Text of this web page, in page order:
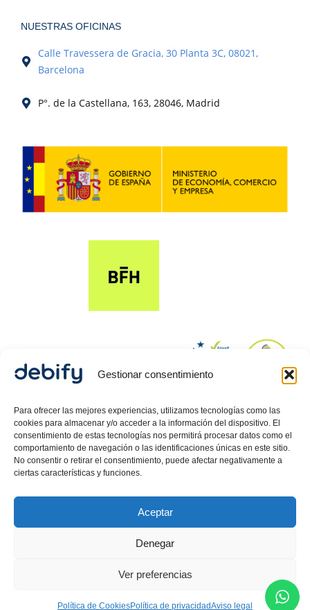
Gestionar consentimiento
Para ofrecer las mejores experiencias, utilizamos tecnologías como las
cookies para almacenar y/o acceder a la información del dispositivo. El
consentimiento de estas tecnologías nos permitirá procesar datos como el
comportamiento de navegación o las identificaciones únicas en este sitio.
No consentir o retirar el consentimiento, puede afectar negativamente a
ciertas características y funciones.
Aceptar
Denegar
Ver preferencias
Política de CookiesPolítica de privacidadAviso legal
NUESTRAS OFICINAS
Calle Travessera de Gracia, 30 Planta 3C, 08021,
Barcelona
P°. de la Castellana, 163, 28046, Madrid
© 2024 Debify – Derechos reservados.
Política de Privacidad
Aviso Legal
Política de cookies
Mercantil de Barcelona, Hoja 557512, Tomo 47626,
Carlos Guerrero
Ministerio de Justicia.